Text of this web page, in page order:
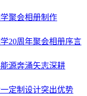
聚会相册制作
20周年聚会相册序言
源奔涌矢志深耕
定制设计突出优势